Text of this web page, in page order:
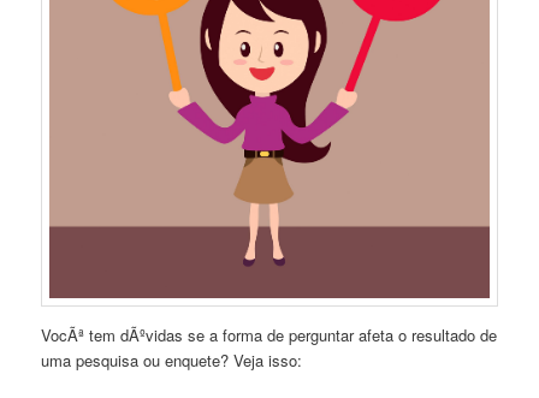
VocÃª tem dÃºvidas se a forma de perguntar afeta o resultado de
uma pesquisa ou enquete? Veja isso: